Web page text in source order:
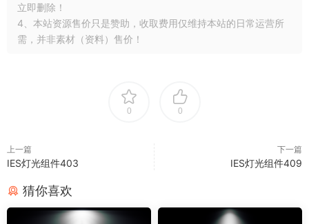
立即删除！
4、本站资源售价只是赞助，收取费用仅维持本站的日常运营所
需，并非素材（资料）售价！
0 0
上一篇
IES灯光组件403
下一篇
IES灯光组件409
猜你喜欢